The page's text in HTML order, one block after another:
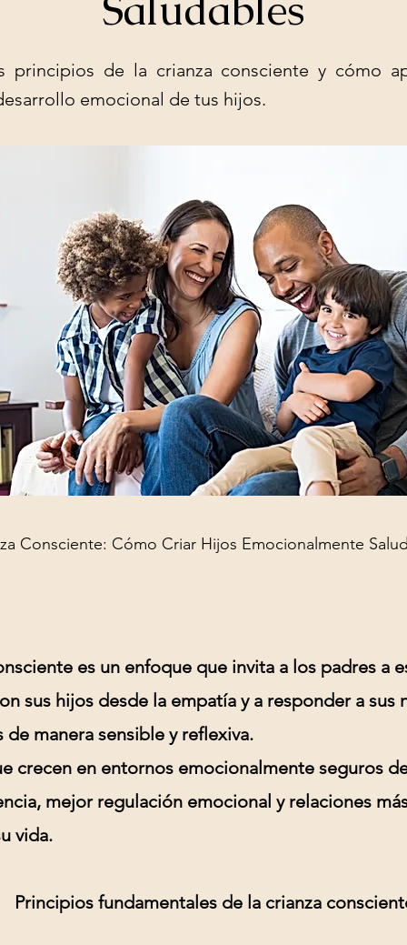
principios de la crianza consciente y cómo
emocional de tus hijos.
Consciente: Cómo Criar Hijos Emocionalmente
es un enfoque que invita a los padres a
sus hijos desde la empatía y a responder a sus
de manera sensible y reflexiva.
crecen en entornos emocionalmente seguros
mejor regulación emocional y relaciones
vida.
Principios fundamentales de la crianza